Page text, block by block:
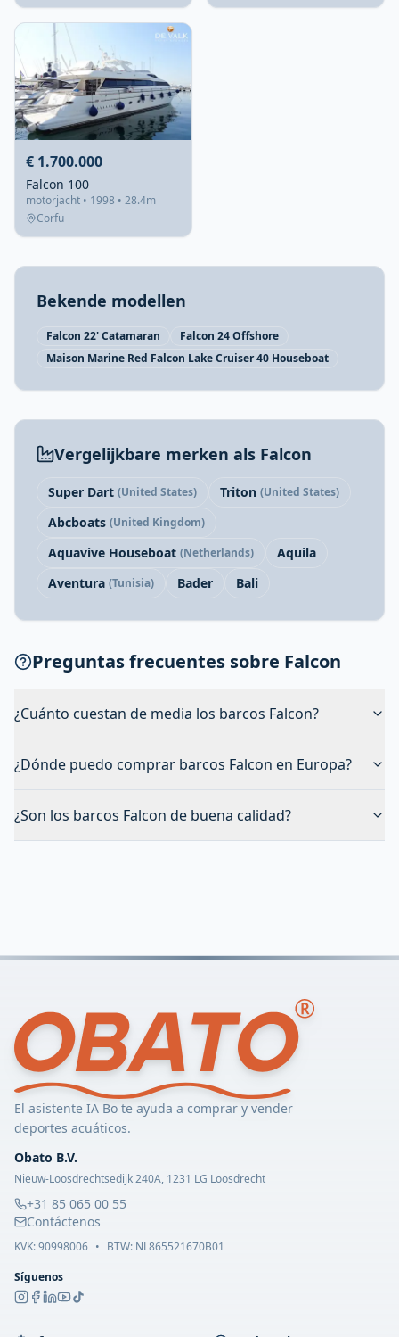
€ 1.700.000
Falcon 100
motorjacht • 1998 • 28.4m
Corfu
Bekende modellen
Falcon 22' Catamaran
Falcon 24 Offshore
Maison Marine Red Falcon Lake Cruiser 40 Houseboat
Vergelijkbare merken als Falcon
Super Dart (United States) Triton (United States)
Abcboats (United Kingdom)
Aquavive Houseboat (Netherlands)
Aquila
Aventura (Tunisia) Bader Bali
Preguntas frecuentes sobre Falcon
¿Cuánto cuestan de media los barcos Falcon?
¿Dónde puedo comprar barcos Falcon en Europa?
¿Son los barcos Falcon de buena calidad?
El asistente IA Bo te ayuda a comprar y vender
deportes acuáticos.
Obato B.V.
Nieuw-Loosdrechtsedijk 240A, 1231 LG Loosdrecht
+31 85 065 00 55
Contáctenos
KVK:90998006 • BTW: NL865521670B01
Síguenos